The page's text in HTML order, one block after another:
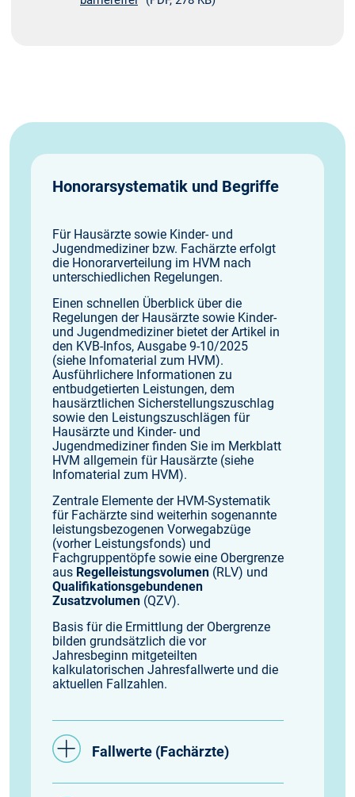
Honorarsystematik und Begriffe
Für Hausärzte sowie Kinder- und
Jugendmediziner bzw. Fachärzte erfolgt
die Honorarverteilung im HVM nach
unterschiedlichen Regelungen.
Einen schnellen Überblick über die
Regelungen der Hausärzte sowie Kinder-
und Jugendmediziner bietet der Artikel in
den KVB-Infos, Ausgabe 9-10/2025
(siehe Infomaterial zum HVM).
Ausführlichere Informationen zu
entbudgetierten Leistungen, dem
hausärztlichen Sicherstellungszuschlag
sowie den Leistungszuschlägen für
Hausärzte und Kinder- und
Jugendmediziner finden Sie im Merkblatt
HVM allgemein für Hausärzte (siehe
Infomaterial zum HVM).
Zentrale Elemente der HVM-Systematik
für Fachärzte sind weiterhin sogenannte
leistungsbezogenen Vorwegabzüge
(vorher Leistungsfonds) und
Fachgruppentöpfe sowie eine Obergrenze
aus Regelleistungsvolumen (RLV) und
Qualifikationsgebundenen
Zusatzvolumen (QZV).
Basis für die Ermittlung der Obergrenze
bilden grundsätzlich die vor
Jahresbeginn mitgeteilten
kalkulatorischen Jahresfallwerte und die
aktuellen Fallzahlen.
Fallwerte (Fachärzte)